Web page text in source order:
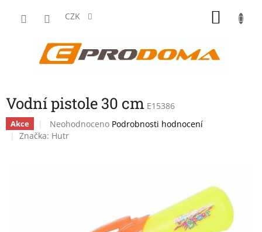
CZK
Vodní pistole 30 cm E15386
Akce
Průměrné
hodnocení
Neohodnoceno Podrobnosti hodnocení
Značka: Hutr